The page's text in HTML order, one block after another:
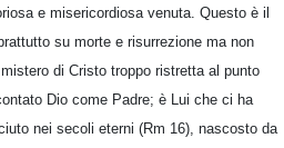
e misericordiosa venuta. Questo è il
su morte e risurrezione ma non
di Cristo troppo ristretta al punto
Dio come Padre; è Lui che ci ha
nei secoli eterni (Rm 16), nascosto da